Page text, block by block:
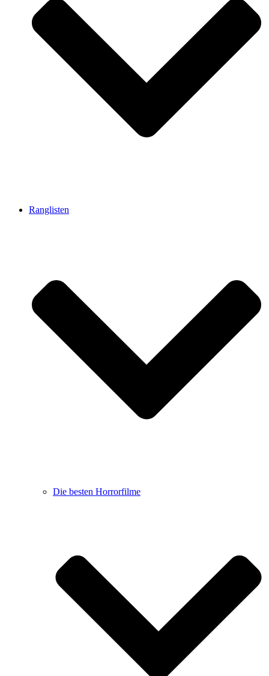
Ranglisten
Die besten Horrorfilme